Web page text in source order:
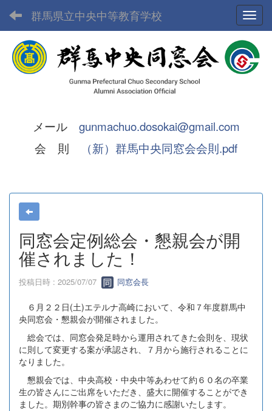
群馬県立中央中等教育学校
メール gunmachuo.dosokai@gmail.com
会 則
（新）群馬中央同窓会会則.pdf
同窓会定例総会・懇親会が開
催されました！
投稿日時 : 2025/07/07 同窓会長
６月２２日(土)エテルナ高崎において、令和７年度群馬中
央同窓会・懇親会が開催されました。
総会では、同窓会発足時から運用されてきた会則を、現状
に則して変更する案が承認され、７月から施行されることに
なりました。
懇親会では、中央高校・中央中等あわせて約６０名の卒業
生の皆さんにご出席をいただき、盛大に開催することができ
ました。期別幹事の皆さまのご協力に感謝いたします。